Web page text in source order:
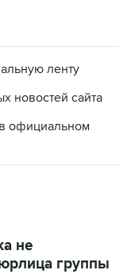
ленту
новостей сайта
официальном
не
группы